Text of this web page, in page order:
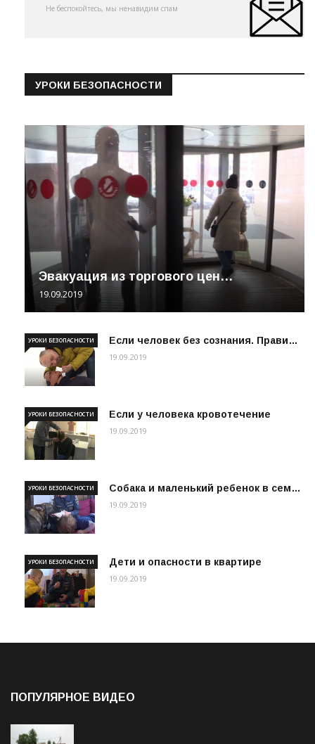
Не беспокойтесь, мы ненавидим спам
УРОКИ БЕЗОПАСНОСТИ
Эвакуация из торгового цен…
19.09.2019
Если человек без сознания. Прави…
УРОКИ БЕЗОПАСНОСТИ
19.09.2019
Если у человека кровотечение
УРОКИ БЕЗОПАСНОСТИ
19.09.2019
Собака и маленький ребенок в сем…
УРОКИ БЕЗОПАСНОСТИ
19.09.2019
Дети и опасности в квартире
УРОКИ БЕЗОПАСНОСТИ
19.09.2019
ПОПУЛЯРНОЕ ВИДЕО